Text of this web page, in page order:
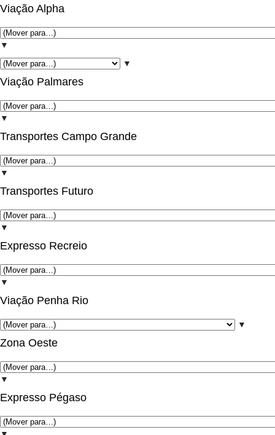
Viação Alpha
▼
▼
Viação Palmares
▼
Transportes Campo Grande
▼
Transportes Futuro
▼
Expresso Recreio
▼
Viação Penha Rio
▼
Zona Oeste
▼
Expresso Pégaso